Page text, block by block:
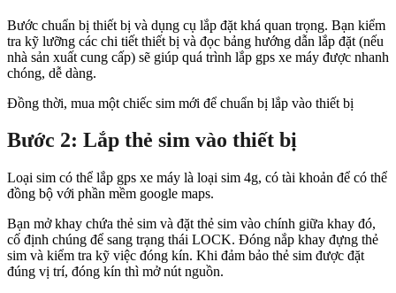
Bước chuẩn bị thiết bị và dụng cụ lắp đặt khá quan trọng. Bạn kiểm
tra kỹ lưỡng các chi tiết thiết bị và đọc bảng hướng dẫn lắp đặt (nếu
nhà sản xuất cung cấp) sẽ giúp quá trình lắp gps xe máy được nhanh
chóng, dễ dàng.
Đồng thời, mua một chiếc sim mới để chuẩn bị lắp vào thiết bị
Bước 2: Lắp thẻ sim vào thiết bị
Loại sim có thể lắp gps xe máy là loại sim 4g, có tài khoản để có thể
đồng bộ với phần mềm google maps.
Bạn mở khay chứa thẻ sim và đặt thẻ sim vào chính giữa khay đó,
cố định chúng để sang trạng thái LOCK. Đóng nắp khay đựng thẻ
sim và kiểm tra kỹ việc đóng kín. Khi đảm bảo thẻ sim được đặt
đúng vị trí, đóng kín thì mở nút nguồn.